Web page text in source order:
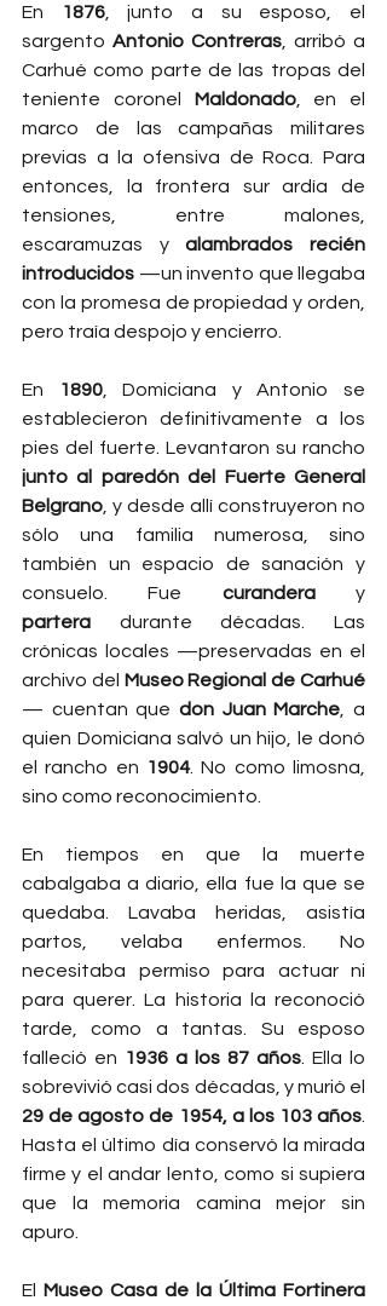
En
1876, junto a su esposo, el
sargento Antonio Contreras , arribó a
Carhué como parte de las tropas del
teniente coronel Maldonado, en el
marco de las campañas militares
previas a la ofensiva de Roca. Para
entonces, la frontera sur ardía de
tensiones, entre malones,
escaramuzas y alambrados recién
introducidos —un invento que llegaba
con la promesa de propiedad y orden,
pero traía despojo y encierro.
En 1890, Domiciana y Antonio se
establecieron definitivamente a los
junto al paredón del Fuerte General
Belgrano , y desde allí construyeron no
sólo una familia numerosa, sino
también un espacio de sanación y
consuelo. Fue curandera
partera durante décadas. Las
crónicas locales —preservadas en el
archivo del Museo Regional de Carhué
— cuentan que don Juan Marche , a
quien Domiciana salvó un hijo, le donó
el rancho en 1904 . No como limosna,
sino como reconocimiento.
En tiempos en que la muerte
cabalgaba a diario, ella fue la que se
quedaba. Lavaba heridas, asistía
partos, velaba enfermos. No
necesitaba permiso para actuar ni
para querer. La historia la reconoció
tarde, como a tantas. Su esposo
falleció en 1936 a los 87 años . Ella lo
29 de agosto de 1954, a los 103 años
Hasta el último día conservó la mirada
firme y el andar lento, como si supiera
que la memoria camina mejor sin
apuro.
El Museo Casa de la Última Fortinera